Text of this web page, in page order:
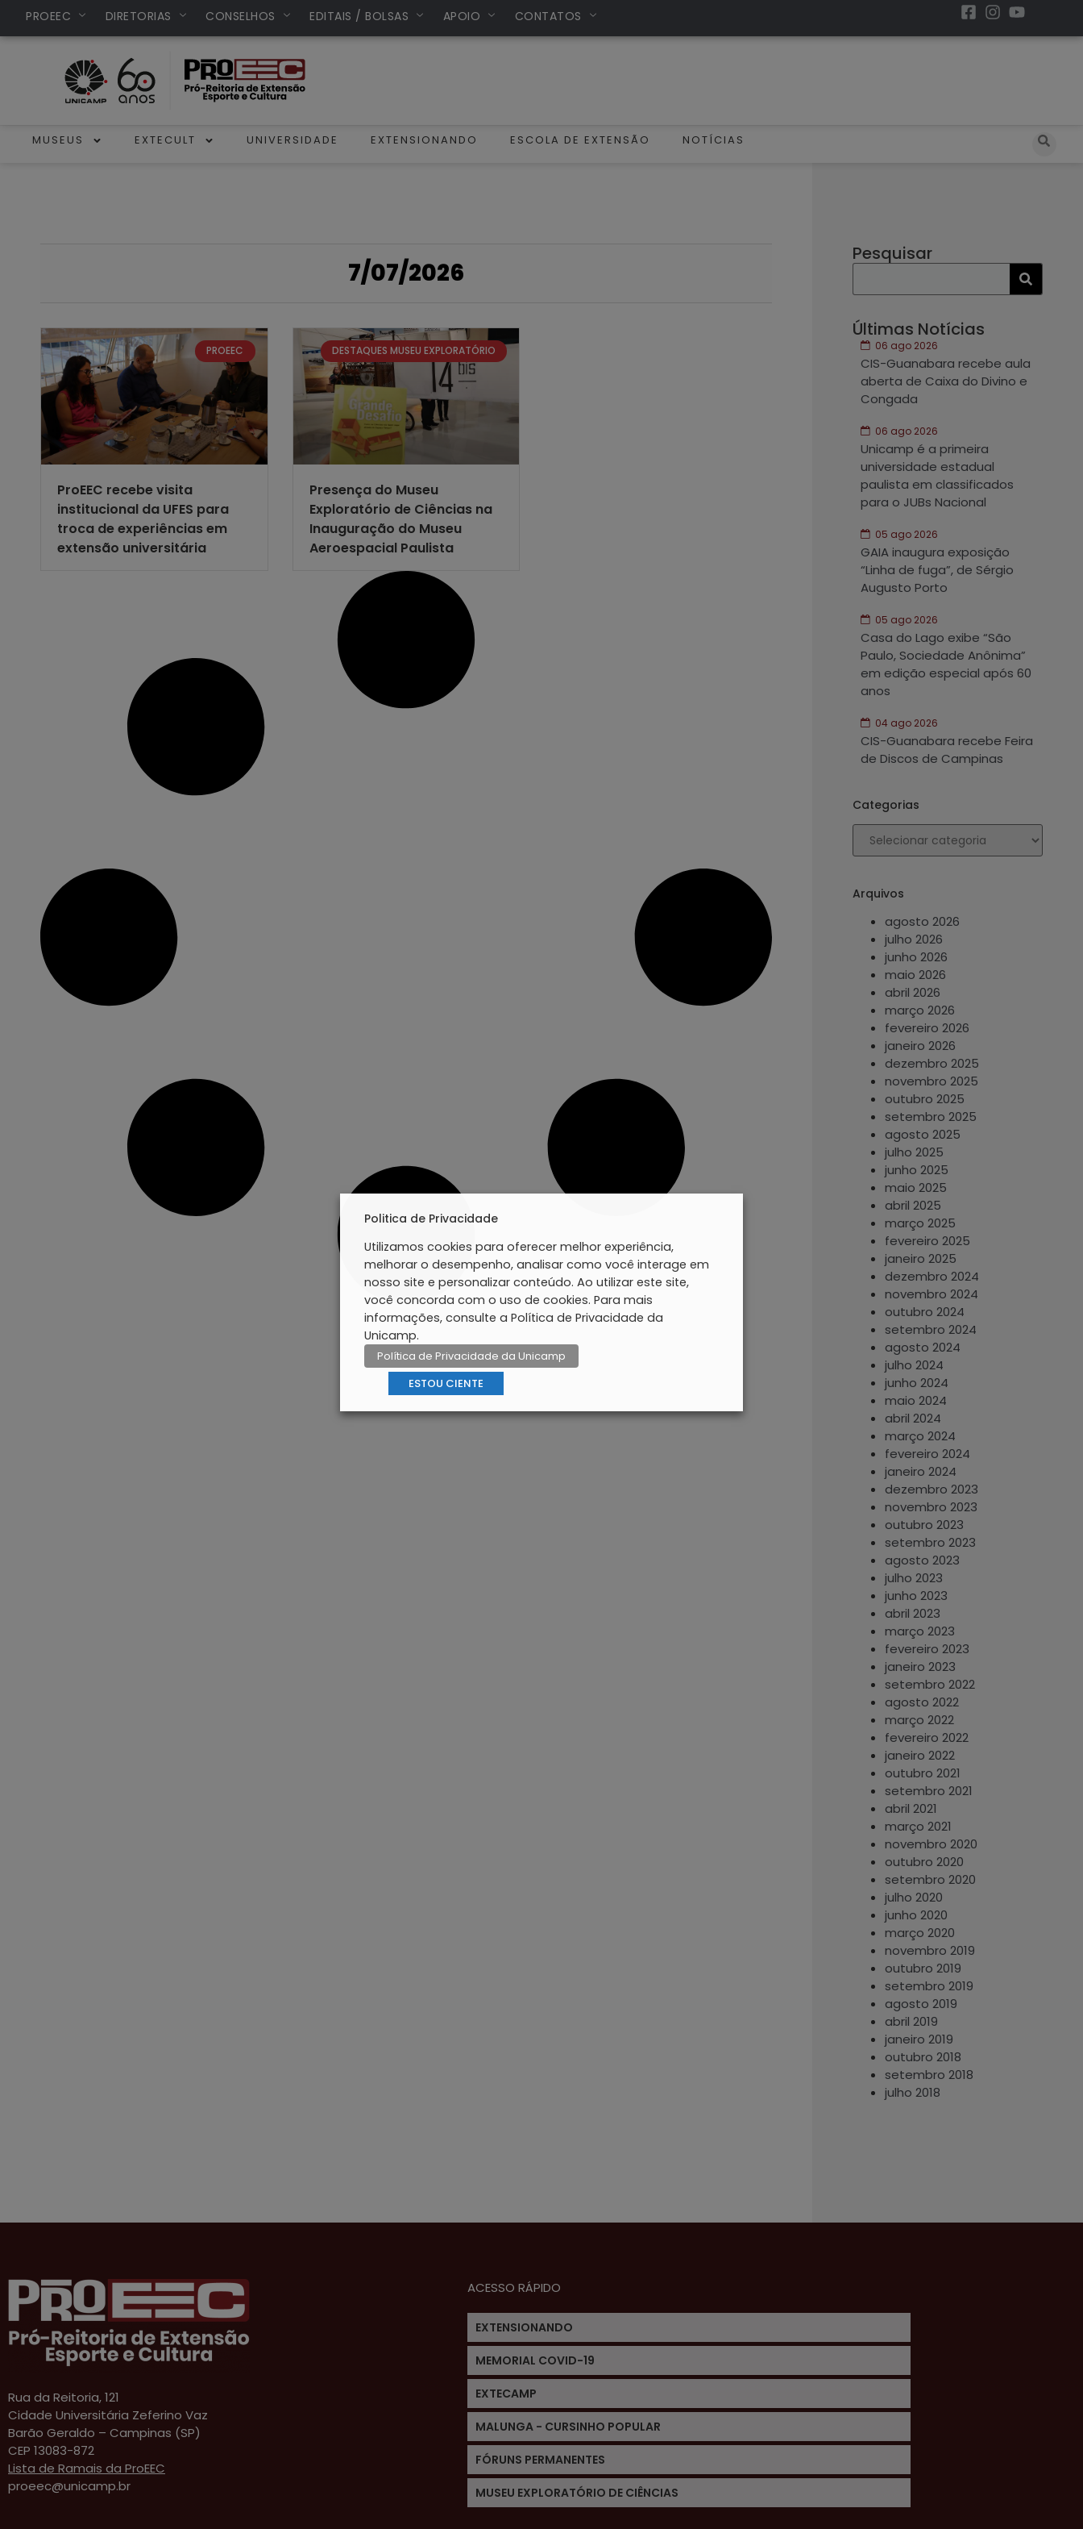
PROEEC DIRETORIAS CONSELHOS EDITAIS / BOLSAS APOIO CONTATOS
MUSEUS EXTECULT UNIVERSIDADE EXTENSIONANDO ESCOLA DE EXTENSÃO NOTÍCIAS
7/07/2026
PROEEC
ProEEC recebe visita
institucional da UFES para
troca de experiências em
extensão universitária
DESTAQUES MUSEU EXPLORATÓRIO
Presença do Museu
Exploratório de Ciências na
Inauguração do Museu
Aeroespacial Paulista
Pesquisar
Últimas Notícias
06 ago 2026
CIS-Guanabara recebe aula
aberta de Caixa do Divino e
Congada
06 ago 2026
Unicamp é a primeira
universidade estadual
paulista em classificados
para o JUBs Nacional
05 ago 2026
GAIA inaugura exposição
“Linha de fuga”, de Sérgio
Augusto Porto
05 ago 2026
Casa do Lago exibe “São
Paulo, Sociedade Anônima”
em edição especial após 60
anos
04 ago 2026
CIS-Guanabara recebe Feira
de Discos de Campinas
Categorias
Arquivos
agosto 2026
julho 2026
junho 2026
maio 2026
abril 2026
março 2026
fevereiro 2026
janeiro 2026
dezembro 2025
novembro 2025
outubro 2025
setembro 2025
agosto 2025
julho 2025
junho 2025
maio 2025
abril 2025
março 2025
fevereiro 2025
janeiro 2025
dezembro 2024
novembro 2024
outubro 2024
setembro 2024
agosto 2024
julho 2024
junho 2024
maio 2024
abril 2024
março 2024
fevereiro 2024
janeiro 2024
dezembro 2023
novembro 2023
outubro 2023
setembro 2023
agosto 2023
julho 2023
junho 2023
abril 2023
março 2023
fevereiro 2023
janeiro 2023
setembro 2022
agosto 2022
março 2022
fevereiro 2022
janeiro 2022
outubro 2021
setembro 2021
abril 2021
março 2021
novembro 2020
outubro 2020
setembro 2020
julho 2020
junho 2020
março 2020
novembro 2019
outubro 2019
setembro 2019
agosto 2019
abril 2019
janeiro 2019
outubro 2018
setembro 2018
julho 2018
Rua da Reitoria, 121
Cidade Universitária Zeferino Vaz
Barão Geraldo – Campinas (SP)
CEP 13083-872
Lista de Ramais da ProEEC
proeec@unicamp.br
ACESSO RÁPIDO
EXTENSIONANDO
MEMORIAL COVID-19
EXTECAMP
MALUNGA - CURSINHO POPULAR
FÓRUNS PERMANENTES
MUSEU EXPLORATÓRIO DE CIÊNCIAS
Politica de Privacidade
Utilizamos cookies para oferecer melhor experiência,
melhorar o desempenho, analisar como você interage em
nosso site e personalizar conteúdo. Ao utilizar este site,
você concorda com o uso de cookies. Para mais
informações, consulte a Política de Privacidade da
Unicamp.
Política de Privacidade da Unicamp
ESTOU CIENTE